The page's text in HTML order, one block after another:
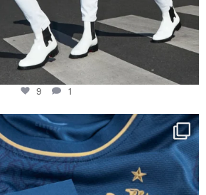
9 1
Happy Birthday FCZ
130 years filled ...
127
3